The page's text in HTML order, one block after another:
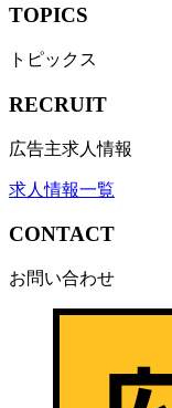
TOPICS
トピックス
RECRUIT
広告主求人情報
求人情報一覧
CONTACT
お問い合わせ